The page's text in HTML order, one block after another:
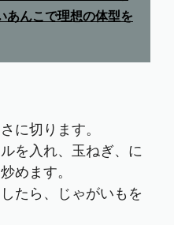
あんこで理想の体型を
に切ります。
を入れ、玉ねぎ、に
めます。
たら、じゃがいもを